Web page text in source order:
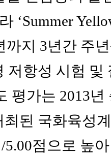
‘Summer
까지 3년간 주
저항성 시험
평가는 2013
된 국화육성
점으로 높